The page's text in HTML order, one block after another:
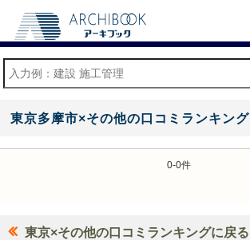
東京多摩市×その他の口コミランキング
0-0件
東京×その他の口コミランキングに戻る